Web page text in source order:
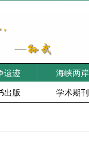
遗迹 海峡两岸
出版 学术期刊